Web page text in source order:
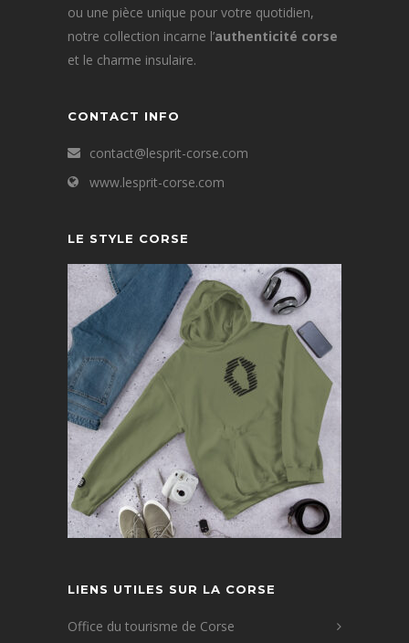
ou une pièce unique pour votre quotidien,
notre collection incarne l’authenticité corse
et le charme insulaire.
CONTACT INFO
contact@lesprit-corse.com
www.lesprit-corse.com
LE STYLE CORSE
LIENS UTILES SUR LA CORSE
Office du tourisme de Corse